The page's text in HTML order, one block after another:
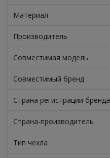
Материал
Производитель
Совместимая модель
Совместимый бренд
Страна регистрации бренда
Страна-производитель
Тип чехла